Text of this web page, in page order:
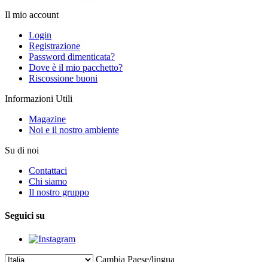
Il mio account
Login
Registrazione
Password dimenticata?
Dove è il mio pacchetto?
Riscossione buoni
Informazioni Utili
Magazine
Noi e il nostro ambiente
Su di noi
Contattaci
Chi siamo
Il nostro gruppo
Seguici su
Cambia Paese/lingua